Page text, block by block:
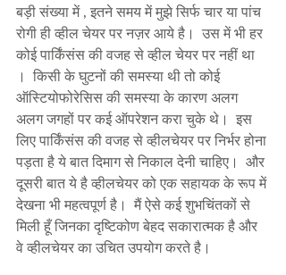
बड़ी संख्या में , इतने समय में मुझे सिर्फ चार या पांच
रोगी ही व्हील चेयर पर नज़र आये है।  उस में भी हर
कोई पार्किंसंस की वजह से व्हील चेयर पर नहीं था
।  किसी के घुटनों की समस्या थी तो कोई
ऑस्टियोफोरेसिस की समस्या के कारण अलग
अलग जगहों पर कई ऑपरेशन करा चुके थे।  इस
लिए पार्किंसंस की वजह से व्हीलचेयर पर निर्भर होना
पड़ता है ये बात दिमाग से निकाल देनी चाहिए।  और
दूसरी बात ये है व्हीलचेयर को एक सहायक के रूप में
देखना भी महत्वपूर्ण है।  मैं ऐसे कई शुभचिंतकों से
मिली हूँ जिनका दृष्टिकोण बेहद सकारात्मक है और
वे व्हीलचेयर का उचित उपयोग करते है।